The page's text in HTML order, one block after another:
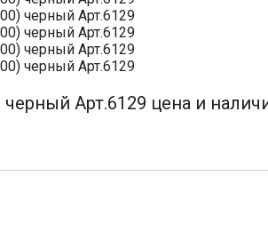
Арт.6129 цена и